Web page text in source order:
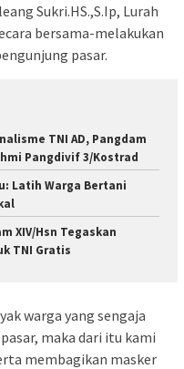
Sukri.HS.,S.Ip, Lurah
bersama-melakukan
pasar.
TNI AD, Pangdam
Pangdivif 3/Kostrad
Latih Warga Bertani
XIV/Hsn Tegaskan
TNI Gratis
warga yang sengaja
maka dari itu kami
membagikan masker